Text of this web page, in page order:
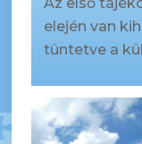
elején van
tüntetve a